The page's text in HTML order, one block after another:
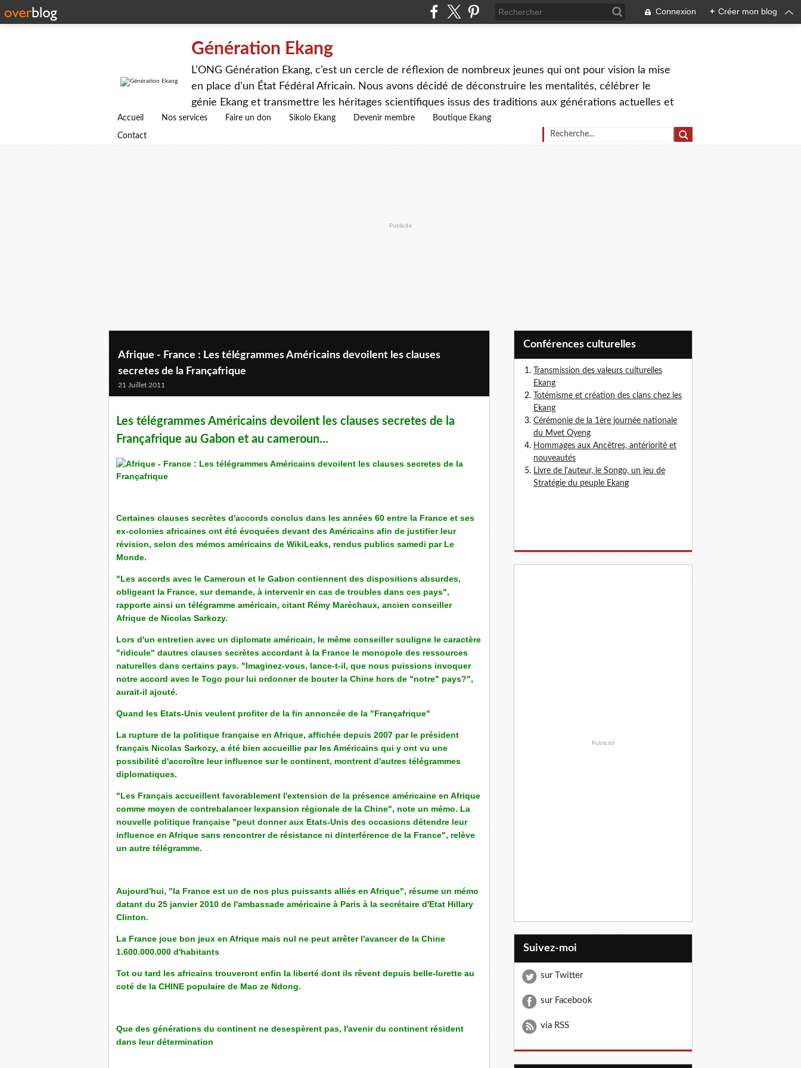
Connexion + Créer mon blog
Génération Ekang
L’ONG Génération Ekang, c’est un cercle de réflexion de nombreux jeunes qui ont pour vision la mise
en place d'un État Fédéral Africain. Nous avons décidé de déconstruire les mentalités, célébrer le
génie Ekang et transmettre les héritages scientifiques issus des traditions aux générations actuelles et
avenirs.
Accueil Nos services Faire un don Sikolo Ekang Devenir membre Boutique Ekang
Contact
Publicité
Afrique - France : Les télégrammes Américains devoilent les clauses
secretes de la Françafrique
21 Juillet 2011
Les télégrammes Américains devoilent les clauses secretes de la
Françafrique au Gabon et au cameroun...
Certaines clauses secrètes d'accords conclus dans les années 60 entre la France et ses
ex-colonies africaines ont été évoquées devant des Américains afin de justifier leur
révision, selon des mémos américains de WikiLeaks, rendus publics samedi par Le
Monde.
"Les accords avec le Cameroun et le Gabon contiennent des dispositions absurdes,
obligeant la France, sur demande, à intervenir en cas de troubles dans ces pays",
rapporte ainsi un télégramme américain, citant Rémy Maréchaux, ancien conseiller
Afrique de Nicolas Sarkozy.
Lors d'un entretien avec un diplomate américain, le même conseiller souligne le caractère
"ridicule" dautres clauses secrètes accordant à la France le monopole des ressources
naturelles dans certains pays. "Imaginez-vous, lance-t-il, que nous puissions invoquer
notre accord avec le Togo pour lui ordonner de bouter la Chine hors de "notre" pays?",
aurait-il ajouté.
Quand les Etats-Unis veulent profiter de la fin annoncée de la "Françafrique"
La rupture de la politique française en Afrique, affichée depuis 2007 par le président
français Nicolas Sarkozy, a été bien accueillie par les Américains qui y ont vu une
possibilité d'accroître leur influence sur le continent, montrent d'autres télégrammes
diplomatiques.
"Les Français accueillent favorablement l'extension de la présence américaine en Afrique
comme moyen de contrebalancer lexpansion régionale de la Chine", note un mémo. La
nouvelle politique française "peut donner aux Etats-Unis des occasions détendre leur
influence en Afrique sans rencontrer de résistance ni dinterférence de la France", relève
un autre télégramme.
Aujourd'hui, "la France est un de nos plus puissants alliés en Afrique", résume un mémo
datant du 25 janvier 2010 de l'ambassade américaine à Paris à la secrétaire d'Etat Hillary
Clinton.
La France joue bon jeux en Afrique mais nul ne peut arrêter l'avancer de la Chine
1.600.000.000 d'habitants
Tot ou tard les africains trouveront enfin la liberté dont ils rêvent depuis belle-lurette au
coté de la CHINE populaire de Mao ze Ndong.
Que des générations du continent ne desespèrent pas, l'avenir du continent résident
dans leur détermination
Conférences culturelles
Transmission des valeurs culturelles
Ekang
Totémisme et création des clans chez les
Ekang
Cérémonie de la 1ère journée nationale
du Mvet Oyeng
Hommages aux Ancêtres, antériorité et
nouveautés
Livre de l'auteur, le Songo, un jeu de
Stratégie du peuple Ekang
Publicité
Suivez-moi
sur Twitter
sur Facebook
via RSS